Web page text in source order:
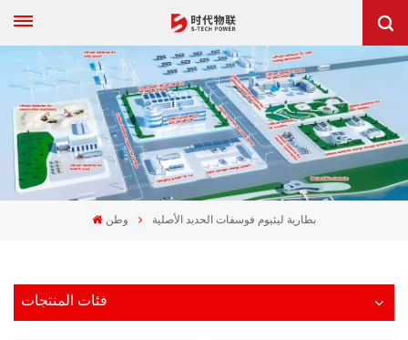
وطن بطارية ليثيوم فوسفات الحديد الأصلية
فئات المنتجات